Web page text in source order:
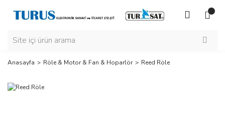
Anasayfa Röle & Motor & Fan & Hoparlör Reed Röle